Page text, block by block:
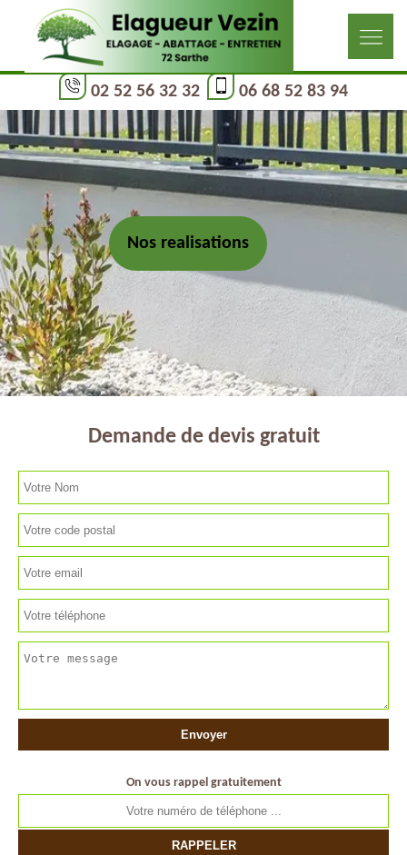
02 52 56 32 32 06 68 52 83 94
Nos realisations
Demande de devis gratuit
On vous rappel gratuitement